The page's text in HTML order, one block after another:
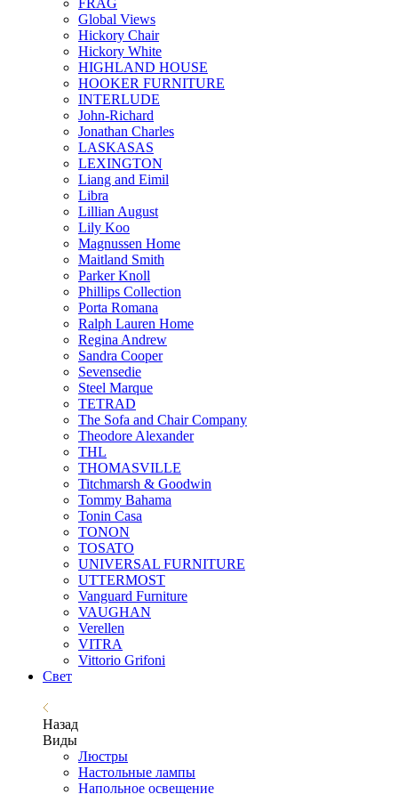
FRAG
Global Views
Hickory Chair
Hickory White
HIGHLAND HOUSE
HOOKER FURNITURE
INTERLUDE
John-Richard
Jonathan Charles
LASKASAS
LEXINGTON
Liang and Eimil
Libra
Lillian August
Lily Koo
Magnussen Home
Maitland Smith
Parker Knoll
Phillips Collection
Porta Romana
Ralph Lauren Home
Regina Andrew
Sandra Cooper
Sevensedie
Steel Marque
TETRAD
The Sofa and Chair Company
Theodore Alexander
THL
THOMASVILLE
Titchmarsh & Goodwin
Tommy Bahama
Tonin Casa
TONON
TOSATO
UNIVERSAL FURNITURE
UTTERMOST
Vanguard Furniture
VAUGHAN
Verellen
VITRA
Vittorio Grifoni
Свет
Назад
Виды
Люстры
Настольные лампы
Напольное освещение